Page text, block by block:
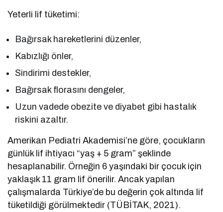
Yeterli lif tüketimi:
Bağırsak hareketlerini düzenler,
Kabızlığı önler,
Sindirimi destekler,
Bağırsak florasını dengeler,
Uzun vadede obezite ve diyabet gibi hastalık
riskini azaltır.
Amerikan Pediatri Akademisi’ne göre, çocukların
günlük lif ihtiyacı “yaş + 5 gram” şeklinde
hesaplanabilir. Örneğin 6 yaşındaki bir çocuk için
yaklaşık 11 gram lif önerilir. Ancak yapılan
çalışmalarda Türkiye’de bu değerin çok altında lif
tüketildiği görülmektedir (TÜBİTAK, 2021).